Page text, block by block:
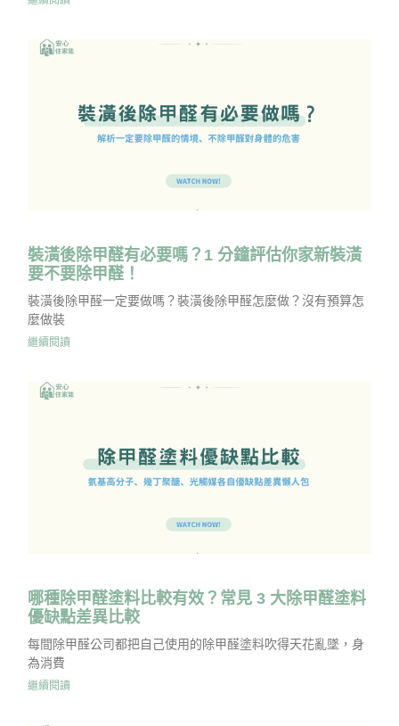
裝潢後除甲醛有必要嗎？1 分鐘評估你家新裝潢
要不要除甲醛！
裝潢後除甲醛一定要做嗎？裝潢後除甲醛怎麼做？沒有預算怎
麼做裝
繼續閱讀
哪種除甲醛塗料比較有效？常見 3 大除甲醛塗料
優缺點差異比較
每間除甲醛公司都把自己使用的除甲醛塗料吹得天花亂墜，身
為消費
繼續閱讀